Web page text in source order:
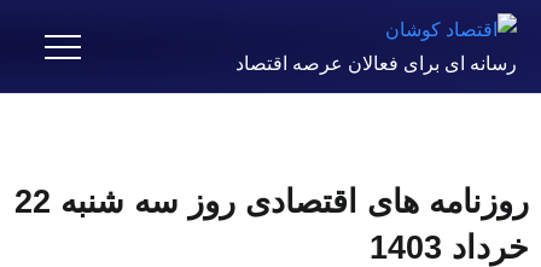
رسانه ای برای فعالان عرصه اقتصاد
روزنامه های اقتصادی روز سه شنبه 22
خرداد 1403